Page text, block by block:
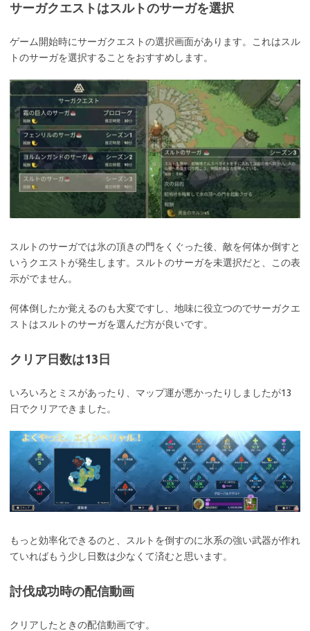
サーガクエストはスルトのサーガを選択
ゲーム開始時にサーガクエストの選択画面があります。これはスル
トのサーガを選択することをおすすめします。
スルトのサーガでは氷の頂きの門をくぐった後、敵を何体か倒すと
いうクエストが発生します。スルトのサーガを未選択だと、この表
示がでません。
何体倒したか覚えるのも大変ですし、地味に役立つのでサーガクエ
ストはスルトのサーガを選んだ方が良いです。
クリア日数は13日
いろいろとミスがあったり、マップ運が悪かったりしましたが13
日でクリアできました。
もっと効率化できるのと、スルトを倒すのに氷系の強い武器が作れ
ていればもう少し日数は少なくて済むと思います。
討伐成功時の配信動画
クリアしたときの配信動画です。